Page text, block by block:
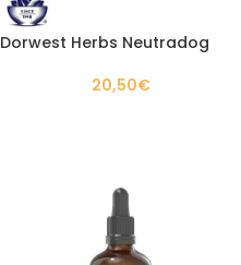
Dorwest Herbs Neutradog
20,50€